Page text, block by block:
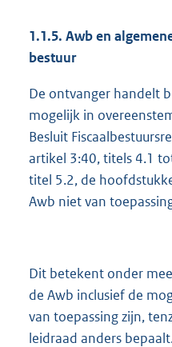
1.1.5. Awb en
bestuur
De ontvanger handelt
mogelijk in
Besluit
artikel 3:40, titels 4.1
titel 5.2, de
Awb niet van
Dit betekent onder
de Awb inclusief de
van toepassing zijn,
leidraad anders